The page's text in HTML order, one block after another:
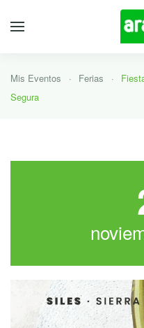
Mis Eventos Ferias
Segura